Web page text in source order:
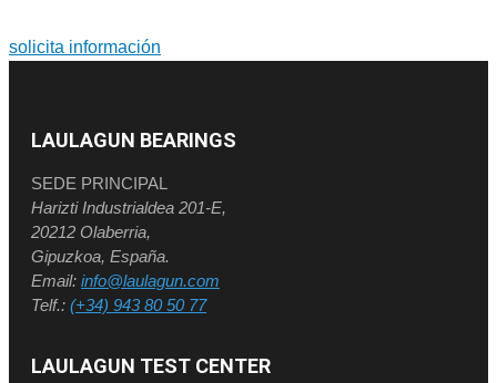
solicita información
LAULAGUN BEARINGS
SEDE PRINCIPAL
Harizti Industrialdea 201-E,
20212 Olaberria,
Gipuzkoa, España.
Email: info@laulagun.com
Telf.: (+34) 943 80 50 77
LAULAGUN TEST CENTER